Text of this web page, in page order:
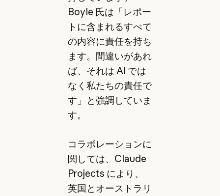
Boyle 氏は「レポー
トに含まれるすべて
の内容に責任を持ち
ます。間違いがあれ
ば、それは AI では
なく私たちの責任で
す」と強調していま
す。
コラボレーションに
関しては、Claude
Projects により、
英国とオーストラリ